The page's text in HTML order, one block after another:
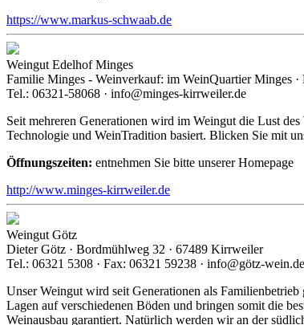
https://www.markus-schwaab.de
Weingut Edelhof Minges
Familie Minges - Weinverkauf: im WeinQuartier Minges
Tel.: 06321-58068 · info@minges-kirrweiler.de
Seit mehreren Generationen wird im Weingut die Lust
Technologie und WeinTradition basiert. Blicken Sie mit
Öffnungszeiten: entnehmen Sie bitte unserer Homepage
http://www.minges-kirrweiler.de
Weingut Götz
Dieter Götz · Bordmühlweg 32 · 67489 Kirrweiler
Tel.: 06321 5308 · Fax: 06321 59238 · info@götz-wein.de
Unser Weingut wird seit Generationen als
Lagen auf verschiedenen Böden und bringen somit die
Weinausbau garantiert. Natürlich werden wir an der